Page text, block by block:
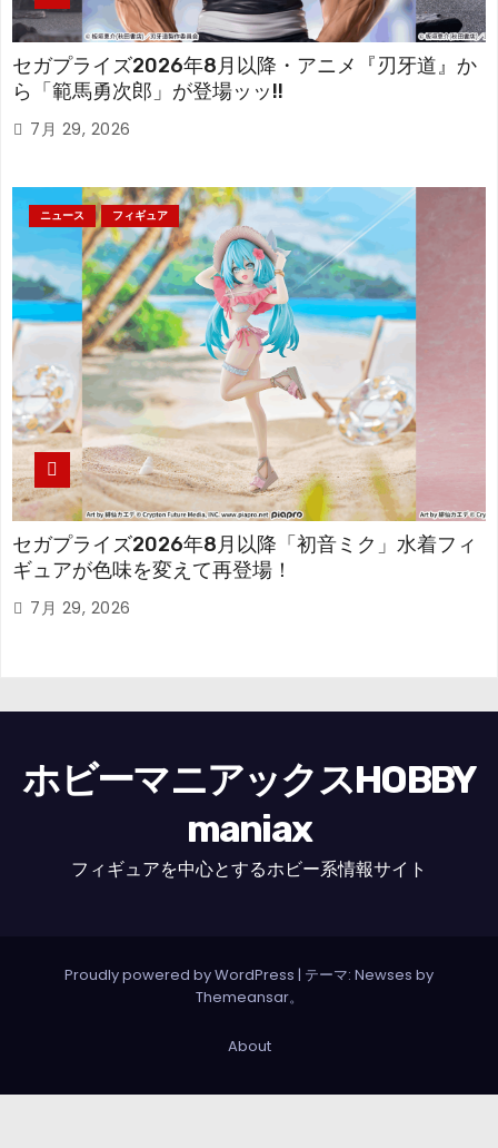
セガプライズ2026年8月以降・アニメ『刃牙道』か
ら「範馬勇次郎」が登場ッッ!!
7月 29, 2026
ニュース フィギュア
セガプライズ2026年8月以降「初音ミク」水着フィ
ギュアが色味を変えて再登場！
7月 29, 2026
ホビーマニアックスHOBBY
maniax
フィギュアを中心とするホビー系情報サイト
Proudly powered by WordPress | テーマ: Newses by
Themeansar。
About